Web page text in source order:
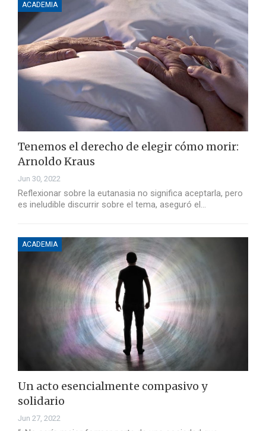
ACADEMIA
Tenemos el derecho de elegir cómo morir:
Arnoldo Kraus
Jun 30, 2022
Reflexionar sobre la eutanasia no significa aceptarla, pero
es ineludible discurrir sobre el tema, aseguró el…
ACADEMIA
Un acto esencialmente compasivo y
solidario
Jun 27, 2022